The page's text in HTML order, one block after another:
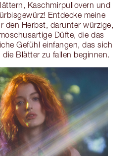
Kaschmirpullovern und
Entdecke meine
den Herbst, darunter würzige,
Düfte, die das
Gefühl einfangen, das sich
Blätter zu fallen beginnen.